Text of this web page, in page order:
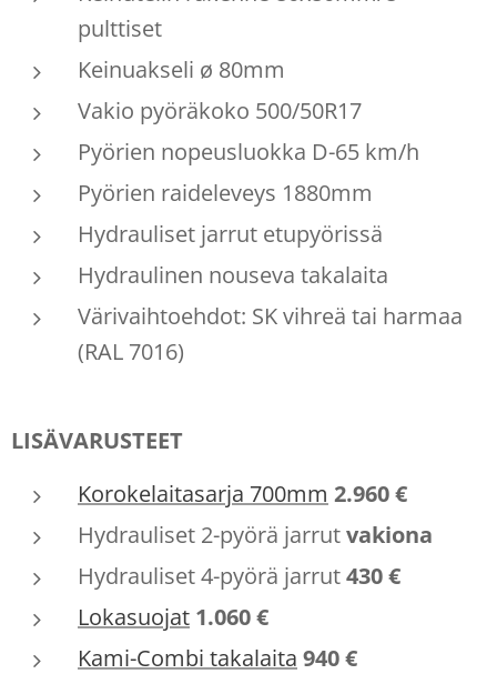
pulttiset
Keinuakseli ø 80mm
Vakio pyöräkoko 500/50R17
Pyörien nopeusluokka D-65 km/h
Pyörien raideleveys 1880mm
Hydrauliset jarrut etupyörissä
Hydraulinen nouseva takalaita
Värivaihtoehdot: SK vihreä tai harmaa
(RAL 7016)
LISÄVARUSTEET
Korokelaitasarja 700mm 2.960 €
Hydrauliset 2-pyörä jarrutvakiona
Hydrauliset 4-pyörä jarrut430 €
Lokasuojat 1.060 €
Kami-Combi takalaita 940 €